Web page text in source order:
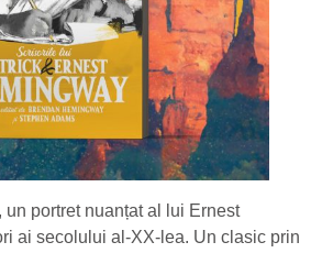
portret nuanțat al lui Ernest
ai secolului al-XX-lea. Un clasic prin